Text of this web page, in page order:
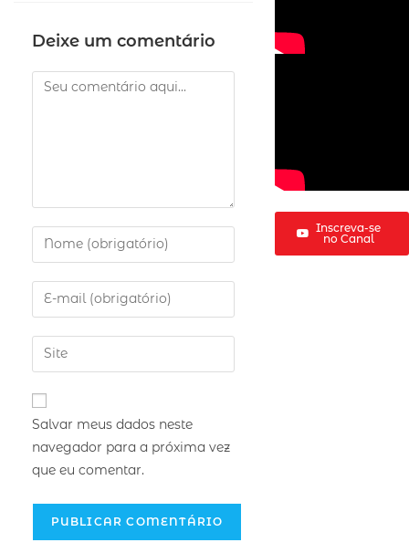
Deixe um comentário
Salvar meus dados neste
navegador para a próxima vez
que eu comentar.
Inscreva-se
no Canal